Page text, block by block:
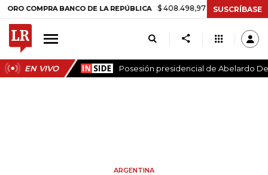
BANCO DE LA REPÚBLICA $ 408.498,97 +$ 8.753,81 +2,19%
SUSCRÍBASE
EN VIVO Posesión presidencial de Abelardo
ARGENTINA